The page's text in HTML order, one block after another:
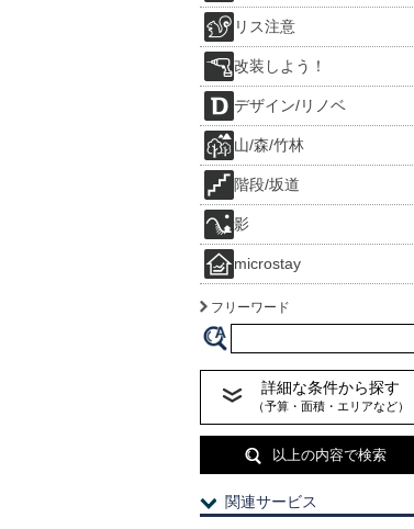
リス注意
改装しよう！
デザイン/リノベ
山/森/竹林
階段/坂道
影
microstay
フリーワード
詳細な条件から探す
（予算・面積・エリアなど）
以上の内容で検索
関連サービス